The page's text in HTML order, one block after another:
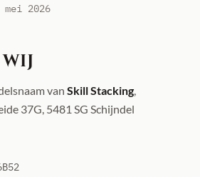
2026
wij
vanSkill Stacking,
37G, 5481 SG Schijndel